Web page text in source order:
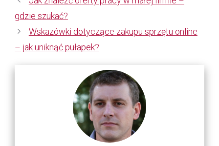
gdzie szukać?
Wskazówki dotyczące zakupu sprzętu online
– jak uniknąć pułapek?